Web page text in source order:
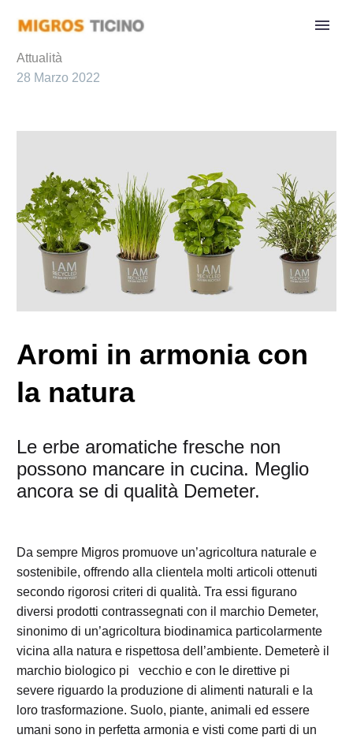
Attualità
28 Marzo 2022
Aromi in armonia con
la natura
Le erbe aromatiche fresche non
possono mancare in cucina. Meglio
ancora se di qualità Demeter.
Da sempre Migros promuove un’agricoltura naturale e
sostenibile, offrendo alla clientela molti articoli ottenuti
secondo rigorosi criteri di qualità. Tra essi figurano
diversi prodotti contrassegnati con il marchio Demeter,
sinonimo di un’agricoltura biodinamica particolarmente
vicina alla natura e rispettosa dell’ambiente. Demeterè il
marchio biologico pi vecchio e con le direttive pi
severe riguardo la produzione di alimenti naturali e la
loro trasformazione. Suolo, piante, animali ed essere
umani sono in perfetta armonia e visti come parti di un